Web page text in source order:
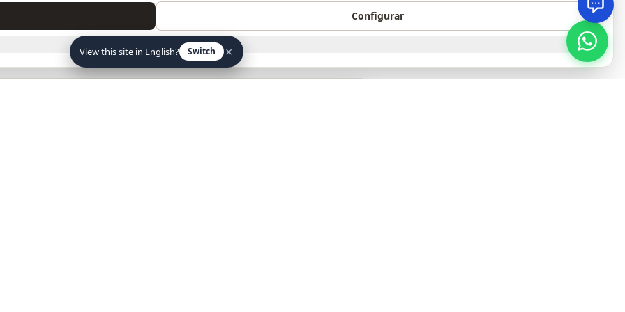
Configurar
SOLO NECESARIAS
View this site in English? Switch ×